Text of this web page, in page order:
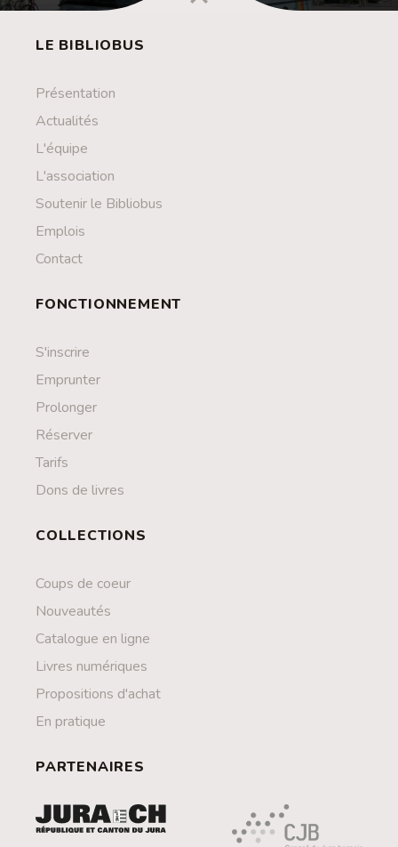
LE BIBLIOBUS
Présentation
Actualités
L'équipe
L'association
Soutenir le Bibliobus
Emplois
Contact
FONCTIONNEMENT
S'inscrire
Emprunter
Prolonger
Réserver
Tarifs
Dons de livres
COLLECTIONS
Coups de coeur
Nouveautés
Catalogue en ligne
Livres numériques
Propositions d'achat
En pratique
PARTENAIRES